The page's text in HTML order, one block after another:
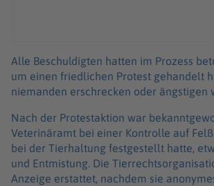
Alle Beschuldigten hatten im Prozess
um einen friedlichen Protest gehandelt
niemanden erschrecken oder ängstigen
Nach der Protestaktion war
Veterinäramt bei einer Kontrolle auf
bei der Tierhaltung festgestellt hatte,
und Entmistung. Die
Anzeige erstattet, nachdem sie